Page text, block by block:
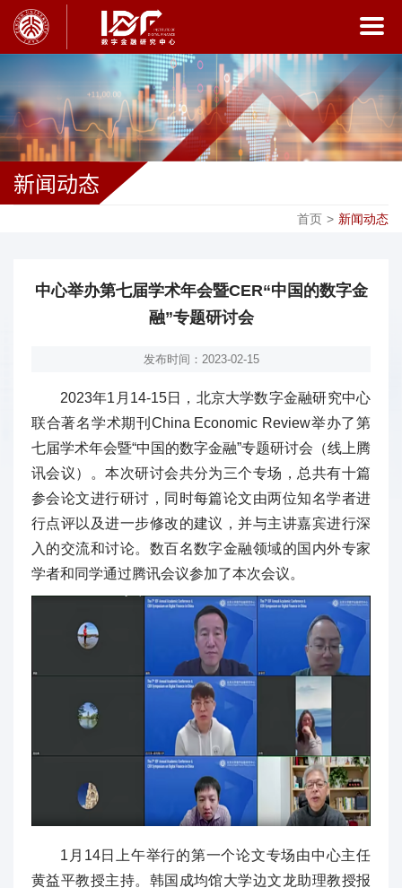
新闻动态
首页 > 新闻动态
中心举办第七届学术年会暨CER“中国的数字金
融”专题研讨会
发布时间：2023-02-15
2023年1月14-15日，北京大学数字金融研究中心
联合著名学术期刊China Economic Review举办了第
七届学术年会暨“中国的数字金融”专题研讨会（线上腾
讯会议）。本次研讨会共分为三个专场，总共有十篇
参会论文进行研讨，同时每篇论文由两位知名学者进
行点评以及进一步修改的建议，并与主讲嘉宾进行深
入的交流和讨论。数百名数字金融领域的国内外专家
学者和同学通过腾讯会议参加了本次会议。
1月14日上午举行的第一个论文专场由中心主任
黄益平教授主持。韩国成均馆大学边文龙助理教授报